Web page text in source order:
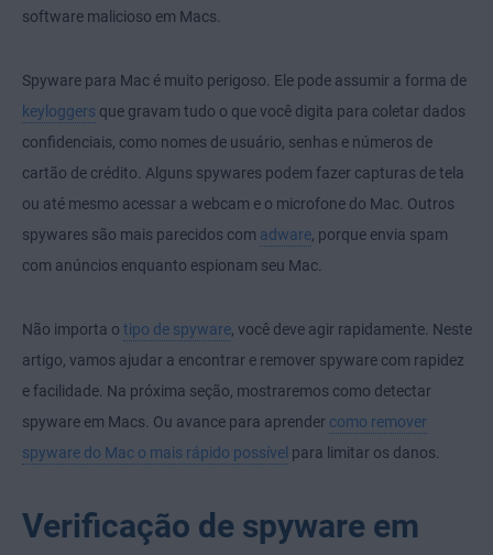
software malicioso em Macs.
Spyware para Mac é muito perigoso. Ele pode assumir a forma de
keyloggers que gravam tudo o que você digita para coletar dados
confidenciais, como nomes de usuário, senhas e números de
cartão de crédito. Alguns spywares podem fazer capturas de tela
ou até mesmo acessar a webcam e o microfone do Mac. Outros
spywares são mais parecidos com adware, porque envia spam
com anúncios enquanto espionam seu Mac.
Não importa o tipo de spyware, você deve agir rapidamente. Neste
artigo, vamos ajudar a encontrar e remover spyware com rapidez
e facilidade. Na próxima seção, mostraremos como detectar
spyware em Macs. Ou avance para aprender como remover
spyware do Mac o mais rápido possível para limitar os danos.
Verificação de spyware em